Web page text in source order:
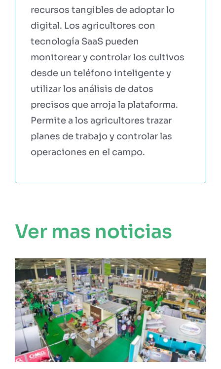
recursos tangibles de adoptar lo
digital. Los agricultores con
tecnología SaaS pueden
monitorear y controlar los cultivos
desde un teléfono inteligente y
utilizar los análisis de datos
precisos que arroja la plataforma.
Permite a los agricultores trazar
planes de trabajo y controlar las
operaciones en el campo.
Ver mas noticias